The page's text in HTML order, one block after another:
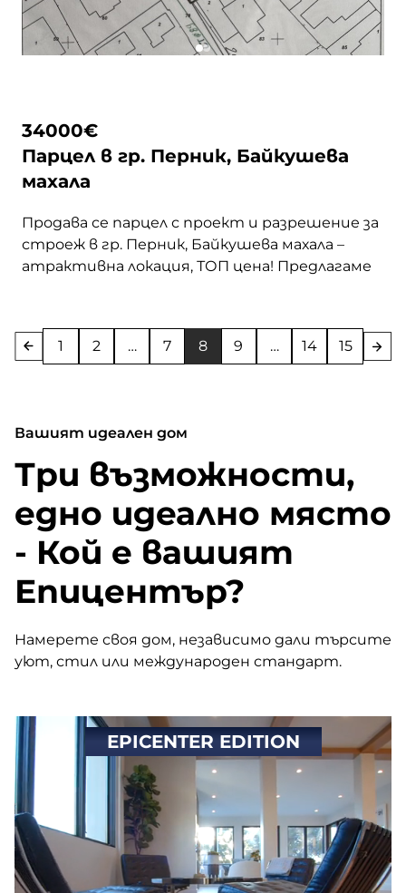
34000€
Парцел в гр. Перник, Байкушева
махала
Продава се парцел с проект и разрешение за
строеж в гр. Перник, Байкушева махала –
атрактивна локация, ТОП цена! Предлагаме
от най-предпочитаните и бързо развиващи
се части на град Перник.
Разрешение за
edition/">Continued</a>
1 2 … 7 8 9 … 14 15
Вашият идеален дом
Три възможности,
едно идеално място
- Кой е вашият
Епицентър?
Намерете своя дом, независимо дали търсите
уют, стил или международен стандарт.
EPICENTER EDITION